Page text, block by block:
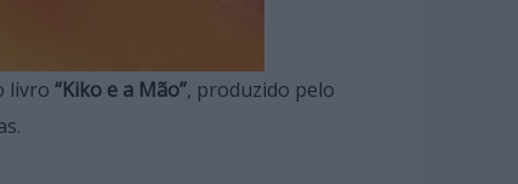
livro “Kiko e a Mão”, produzido pelo